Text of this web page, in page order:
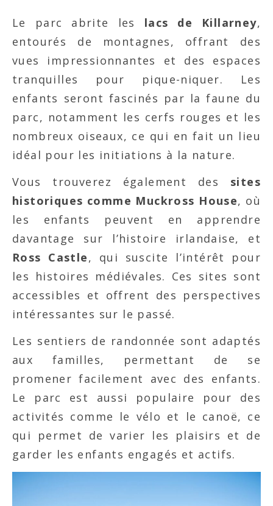
Le parc abrite les
lacs de Killarney,
entourés de montagnes, offrant des
vues impressionnantes et des espaces
tranquilles pour pique-niquer. Les
enfants seront fascinés par la faune du
parc, notamment les cerfs rouges et les
nombreux oiseaux, ce qui en fait un lieu
idéal pour les initiations à la nature.
Vous trouverez également des sites
historiques comme Muckross House, où
les enfants peuvent en apprendre
davantage sur l’histoire irlandaise, et
Ross Castle, qui suscite l’intérêt pour
les histoires médiévales. Ces sites sont
accessibles et offrent des perspectives
intéressantes sur le passé.
Les sentiers de randonnée sont adaptés
aux familles, permettant de se
promener facilement avec des enfants.
Le parc est aussi populaire pour des
activités comme le vélo et le canoë, ce
qui permet de varier les plaisirs et de
garder les enfants engagés et actifs.